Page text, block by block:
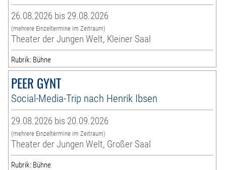
26.08.2026 bis 29.08.2026
(mehrere Einzeltermine im Zeitraum)
Theater der Jungen Welt, Kleiner Saal
Rubrik: Bühne
PEER GYNT
Social-Media-Trip nach Henrik Ibsen
29.08.2026 bis 20.09.2026
(mehrere Einzeltermine im Zeitraum)
Theater der Jungen Welt, Großer Saal
Rubrik: Bühne